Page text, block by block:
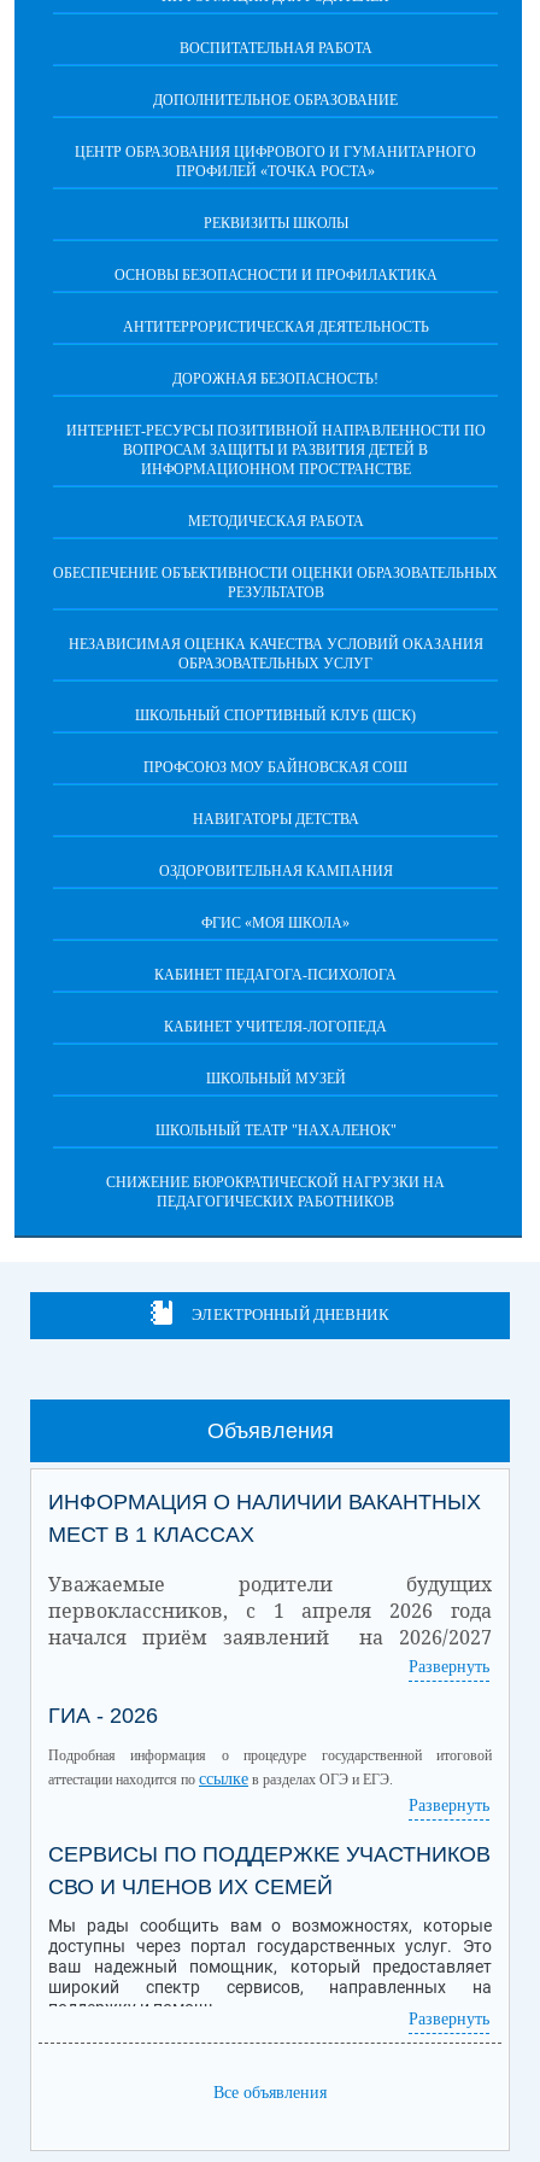
ВОСПИТАТЕЛЬНАЯ РАБОТА
ДОПОЛНИТЕЛЬНОЕ ОБРАЗОВАНИЕ
ЦЕНТР ОБРАЗОВАНИЯ ЦИФРОВОГО И ГУМАНИТАРНОГО
ПРОФИЛЕЙ «ТОЧКА РОСТА»
РЕКВИЗИТЫ ШКОЛЫ
ОСНОВЫ БЕЗОПАСНОСТИ И ПРОФИЛАКТИКА
АНТИТЕРРОРИСТИЧЕСКАЯ ДЕЯТЕЛЬНОСТЬ
ДОРОЖНАЯ БЕЗОПАСНОСТЬ!
ИНТЕРНЕТ-РЕСУРСЫ ПОЗИТИВНОЙ НАПРАВЛЕННОСТИ ПО
ВОПРОСАМ ЗАЩИТЫ И РАЗВИТИЯ ДЕТЕЙ В
ИНФОРМАЦИОННОМ ПРОСТРАНСТВЕ
МЕТОДИЧЕСКАЯ РАБОТА
ОБЕСПЕЧЕНИЕ ОБЪЕКТИВНОСТИ ОЦЕНКИ ОБРАЗОВАТЕЛЬНЫХ
РЕЗУЛЬТАТОВ
НЕЗАВИСИМАЯ ОЦЕНКА КАЧЕСТВА УСЛОВИЙ ОКАЗАНИЯ
ОБРАЗОВАТЕЛЬНЫХ УСЛУГ
ШКОЛЬНЫЙ СПОРТИВНЫЙ КЛУБ (ШСК)
ПРОФСОЮЗ МОУ БАЙНОВСКАЯ СОШ
НАВИГАТОРЫ ДЕТСТВА
ОЗДОРОВИТЕЛЬНАЯ КАМПАНИЯ
ФГИС «МОЯ ШКОЛА»
КАБИНЕТ ПЕДАГОГА-ПСИХОЛОГА
КАБИНЕТ УЧИТЕЛЯ-ЛОГОПЕДА
ШКОЛЬНЫЙ МУЗЕЙ
ШКОЛЬНЫЙ ТЕАТР "НАХАЛЕНОК"
СНИЖЕНИЕ БЮРОКРАТИЧЕСКОЙ НАГРУЗКИ НА
ПЕДАГОГИЧЕСКИХ РАБОТНИКОВ
ЭЛЕКТРОННЫЙ ДНЕВНИК
Объявления
ИНФОРМАЦИЯ О НАЛИЧИИ ВАКАНТНЫХ
МЕСТ В 1 КЛАССАХ
Уважаемые родители будущих
первоклассников, с 1 апреля 2026 года
начался приём заявлений на 2026/2027
Дата
01.07.2026
32 18
Подробная информация о Приеме обучающихся в школу находится
Развернуть
ГИА - 2026
Подробная информация о процедуре государственной итоговой
аттестации находится по ссылке в разделах ОГЭ и ЕГЭ.
Развернуть
СЕРВИСЫ ПО ПОДДЕРЖКЕ УЧАСТНИКОВ
СВО И ЧЛЕНОВ ИХ СЕМЕЙ
Мы рады сообщить вам о возможностях, которые
доступны через портал государственных услуг. Это
ваш надежный помощник, который предоставляет
широкий спектр сервисов, направленных на
поддержку и помощь.
специальной военной операции (СВО), семьям
Развернуть
Все объявления